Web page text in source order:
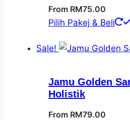
From RM75.00
Pilih Pakej & Beli
Sale!
Jamu Golden
Holistik
From RM79.00